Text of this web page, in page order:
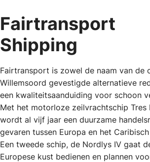
Fairtransport
Shipping
Fairtransport is zowel de naam van de
Willemsoord gevestigde alternatieve
een kwaliteitsaanduiding voor schoon
Met het motorloze zeilvrachtschip Tres
wordt al vijf jaar een duurzame
gevaren tussen Europa en het
Een tweede schip, de Nordlys IV gaat
Europese kust bedienen en plannen